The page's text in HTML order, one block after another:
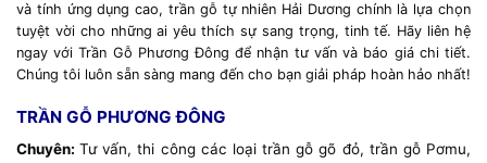
và tính ứng dụng cao, trần gỗ tự nhiên Hải Dương chính là lựa chọn
tuyệt vời cho những ai yêu thích sự sang trọng, tinh tế. Hãy liên hệ
ngay với Trần Gỗ Phương Đông để nhận tư vấn và báo giá chi tiết.
Chúng tôi luôn sẵn sàng mang đến cho bạn giải pháp hoàn hảo nhất!
TRẦN GỖ PHƯƠNG ĐÔNG
Chuyên:Tư vấn, thi công các loại trần gỗ gõ đỏ, trần gỗ Pơmu,